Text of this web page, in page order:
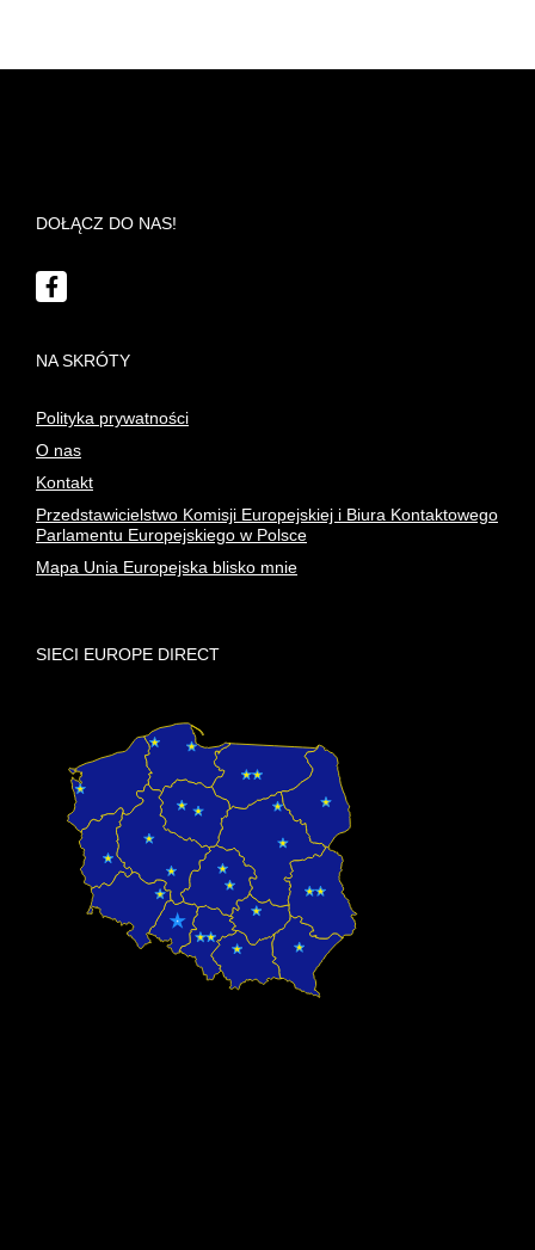
DOŁĄCZ DO NAS!
NA SKRÓTY
Polityka prywatności
O nas
Kontakt
Przedstawicielstwo Komisji Europejskiej i Biura Kontaktowego
Parlamentu Europejskiego w Polsce
Mapa Unia Europejska blisko mnie
SIECI EUROPE DIRECT